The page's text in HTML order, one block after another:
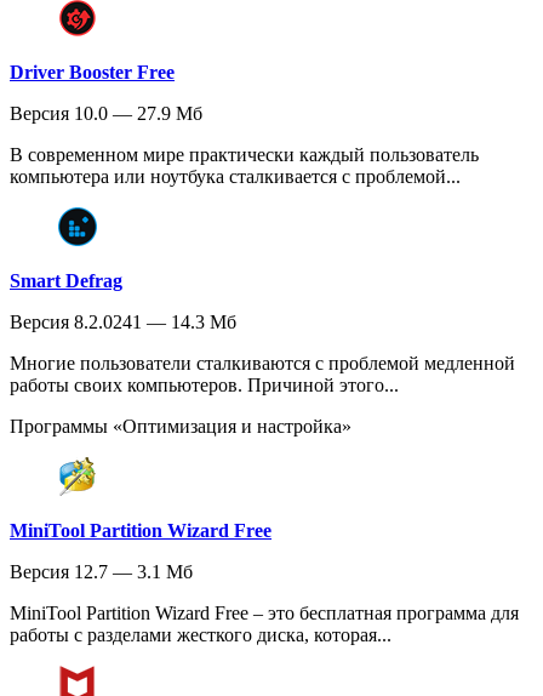
Driver Booster Free
Версия 10.0 — 27.9 Мб
В современном мире практически каждый пользователь
компьютера или ноутбука сталкивается с проблемой...
Smart Defrag
Версия 8.2.0241 — 14.3 Мб
Многие пользователи сталкиваются с проблемой медленной
работы своих компьютеров. Причиной этого...
Программы «Оптимизация и настройка»
MiniTool Partition Wizard Free
Версия 12.7 — 3.1 Мб
MiniTool Partition Wizard Free – это бесплатная программа для
работы с разделами жесткого диска, которая...